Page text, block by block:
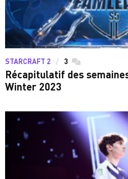
STARCRAFT 2 3 commentaires
Récapitulatif des
Winter 2023